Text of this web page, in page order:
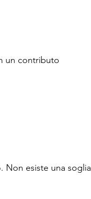
un contributo
Non esiste una soglia